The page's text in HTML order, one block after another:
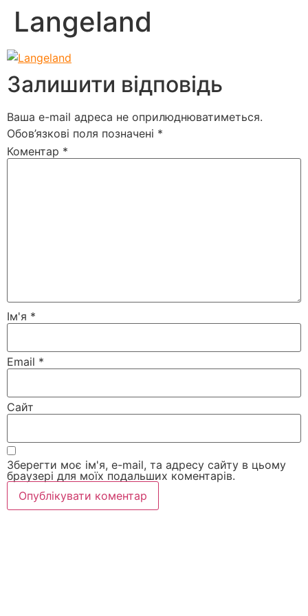
Langeland
Залишити відповідь
Ваша e-mail адреса не оприлюднюватиметься.
Обов’язкові поля позначені *
Коментар *
Ім'я *
Email *
Сайт
Зберегти моє ім'я, e-mail, та адресу сайту в цьому
браузері для моїх подальших коментарів.